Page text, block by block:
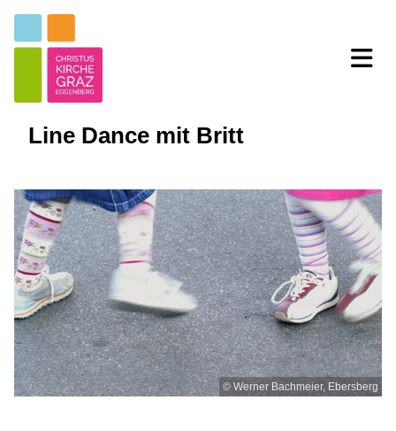
Line Dance mit Britt
© Werner Bachmeier, Ebersberg